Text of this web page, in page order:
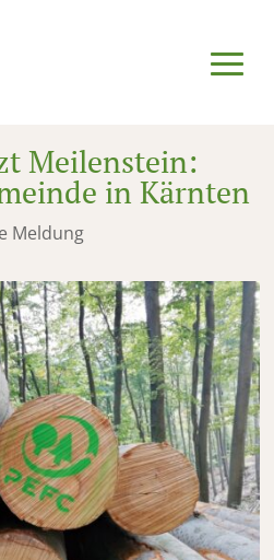
Meilenstein:
in Kärnten
Meldung